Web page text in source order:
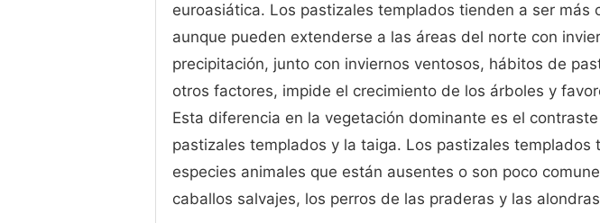
euroasiática. Los pastizales templados tienden a ser más
aunque pueden extenderse a las áreas del norte con
precipitación, junto con inviernos ventosos, hábitos de
otros factores, impide el crecimiento de los árboles y
Esta diferencia en la vegetación dominante es el
pastizales templados y la taiga. Los pastizales templados
especies animales que están ausentes o son poco
caballos salvajes, los perros de las praderas y las